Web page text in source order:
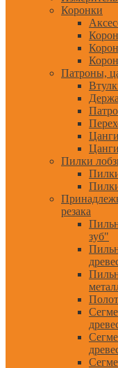
Коронки
Патроны,
Цанги
Пилки
резака
зуб"